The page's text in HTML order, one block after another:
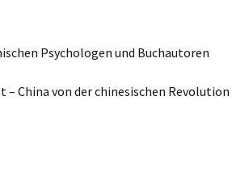
Psychologen und Buchautoren
China von der chinesischen Revolution